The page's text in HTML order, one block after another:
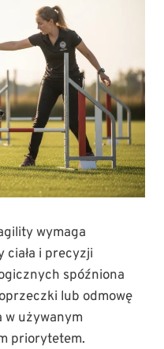
wymaga
ciała i precyzji
spóźniona
lub odmowę
w używanym
priorytetem.